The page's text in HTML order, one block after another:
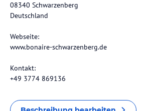
08340 Schwarzenberg
Deutschland
Webseite:
www.bonaire-schwarzenberg.de
Kontakt:
+49 3774 869136